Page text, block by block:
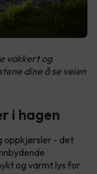
vakkert og
dine å se veien
i hagen
oppkjørsler - det
og varmt lys for